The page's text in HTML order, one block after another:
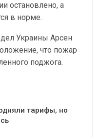
остановлено, а
в норме.
Украины Арсен
что пожар
поджога.
тарифы, но